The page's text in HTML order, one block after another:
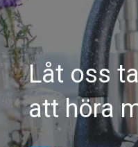
Låt oss
att höra